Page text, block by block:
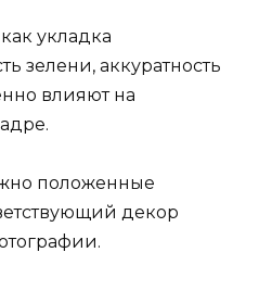
укладка
зелени, аккуратность
влияют на
положенные
декор